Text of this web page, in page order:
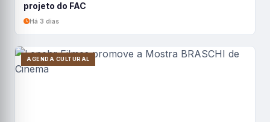
projeto do FAC
Há 3 dias
AGENDA CULTURAL